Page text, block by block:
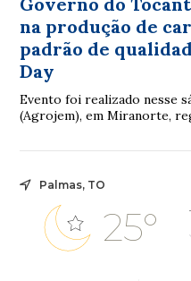
na produção de
padrão de
Day
Evento foi realizado nesse
(Agrojem), em Miranorte,
Palmas, TO
25°